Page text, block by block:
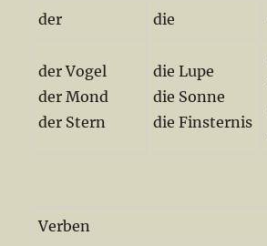
der die
der Vogel
der Mond
der Stern
die Lupe
die Sonne
die Finsternis
Verben